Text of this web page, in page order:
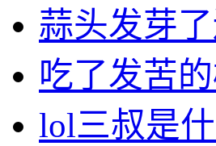
蒜头发芽
吃了发苦
lol三叔是